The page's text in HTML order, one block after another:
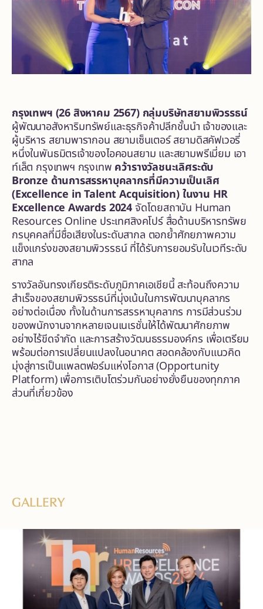
กรุงเทพฯ (26 สิงหาคม 2567) กลุ่มบริษัทสยามพิวรรธน์
ผู้พัฒนาอสังหาริมทรัพย์และธุรกิจค้าปลีกชั้นนำ เจ้าของและ
ผู้บริหาร สยามพารากอน สยามเซ็นเตอร์ สยามดิสคัฟเวอรี่
หนึ่งในพันธมิตรเจ้าของไอคอนสยาม และสยามพรีเมี่ยม เอา
ท์เล็ต กรุงเทพฯ กรุงเทพ คว้ารางวัลชนะเลิศระดับ
Bronze ด้านการสรรหาบุคลากรที่มีความเป็นเลิศ
(Excellence in Talent Acquisition) ในงาน HR
Excellence Awards 2024จัดโดยสถาบัน Human
Resources Online ประเทศสิงคโปร์ สื่อด้านบริหารทรัพย
กรบุคคลที่มีชื่อเสียงในระดับสากล ตอกย้ำศักยภาพความ
แข็งแกร่งของสยามพิวรรธน์ ที่ได้รับการยอมรับในเวทีระดับ
สากล
รางวัลอันทรงเกียรติระดับภูมิภาคเอเชียนี้ สะท้อนถึงความ
สำเร็จของสยามพิวรรธน์ที่มุ่งเน้นในการพัฒนาบุคลากร
อย่างต่อเนื่อง ทั้งในด้านการสรรหาบุคลากร การมีส่วนร่วม
ของพนักงานจากหลายเจนเนเรชั่นให้ได้พัฒนาศักยภาพ
อย่างไร้ขีดจำกัด และการสร้างวัฒนธรรมองค์กร เพื่อเตรียม
พร้อมต่อการเปลี่ยนแปลงในอนาคต สอดคล้องกับแนวคิด
มุ่งสู่การเป็นแพลตฟอร์มแห่งโอกาส (Opportunity
Platform) เพื่อการเติบโตร่วมกันอย่างยั่งยืนของทุกภาค
ส่วนที่เกี่ยวข้อง
GALLERY